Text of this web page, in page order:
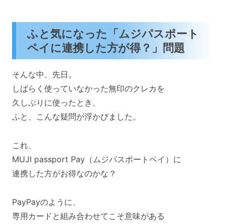
ふと気になった「ムジパスポート
ペイに連携した方が得？」問題
そんな中、先日。
しばらく使っていなかった無印のクレカを
久しぶりに使ったとき、
ふと、こんな疑問が浮かびました。
これ、
MUJI passport Pay（ムジパスポートペイ）に
連携した方がお得なのかな？
PayPayのように、
専用カードと組み合わせてこそ意味がある